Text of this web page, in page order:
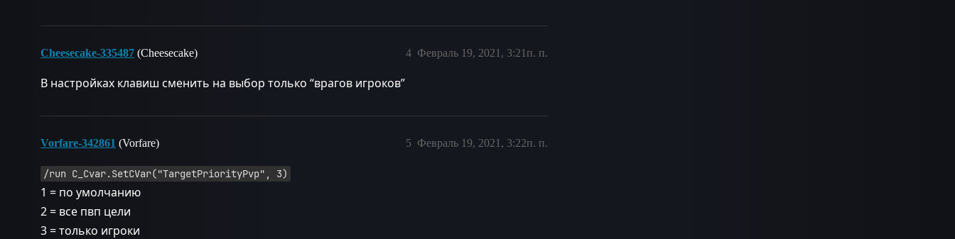
Cheesecake-335487 (Cheesecake) Февраль 19, 2021, 3:21п. п.
4
В настройках клавиш сменить на выбор только “врагов игроков”
Vorfare-342861 (Vorfare) Февраль 19, 2021, 3:22п. п.
5
/run C_Cvar.SetCVar("TargetPriorityPvp", 3)
1 = по умолчанию
2 = все пвп цели
3 = только игроки